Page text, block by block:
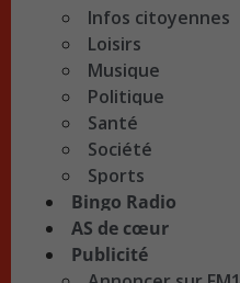
Infos citoyennes
Loisirs
Musique
Politique
Santé
Société
Sports
Bingo Radio
AS de cœur
Publicité